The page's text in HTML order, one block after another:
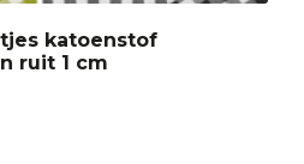
katoenstof
ruit 1 cm